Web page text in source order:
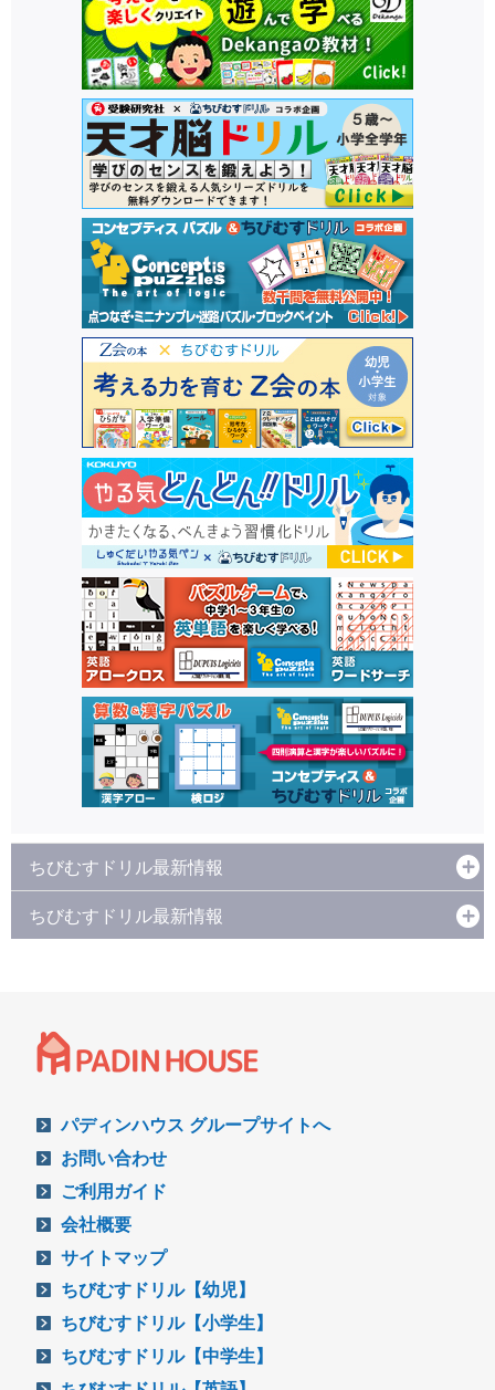
ちびむすドリル最新情報
ちびむすドリル最新情報
パディンハウス グループサイトへ
お問い合わせ
ご利用ガイド
会社概要
サイトマップ
ちびむすドリル【幼児】
ちびむすドリル【小学生】
ちびむすドリル【中学生】